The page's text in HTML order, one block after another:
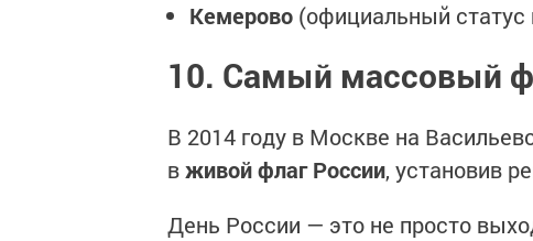
Кемерово (официальный статус
10. Самый массовый
В 2014 году в Москве на
вживой флаг России, установив
День России — это не просто